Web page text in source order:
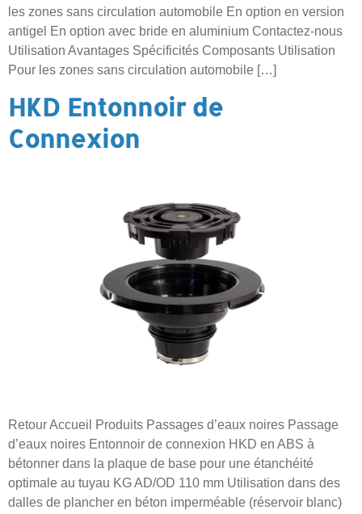
les zones sans circulation automobile En option en version
antigel En option avec bride en aluminium Contactez-nous
Utilisation Avantages Spécificités Composants Utilisation
Pour les zones sans circulation automobile […]
HKD Entonnoir de
Connexion
Retour Accueil Produits Passages d’eaux noires Passage
d’eaux noires Entonnoir de connexion HKD en ABS à
bétonner dans la plaque de base pour une étanchéité
optimale au tuyau KG AD/OD 110 mm Utilisation dans des
dalles de plancher en béton imperméable (réservoir blanc)